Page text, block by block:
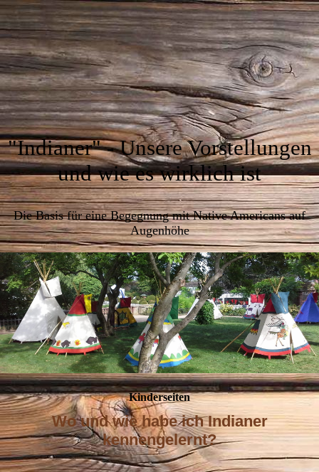
"Indianer" - Unsere Vorstellungen
und wie es wirklich ist
Die Basis für eine Begegnung mit Native Americans auf
Augenhöhe
Kinderseiten
Wo und wie habe ich Indianer
kennengelernt?